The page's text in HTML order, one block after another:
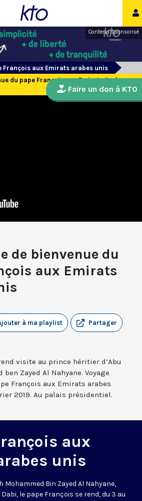
Contenu sponsorisé
François aux Emirats arabes unis
du pape François aux Emirats Arabes
de bienvenue du
aux Emirats
Partager
à ma playlist
visite au prince héritier d’Abu
ben Zayed Al Nahyane. Voyage
François aux Emirats arabes
2019. Au palais présidentiel.
aux
unis
Mohammed Bin Zayed Al Nahyane,
le pape François se rend, du 3 au
Faire un don à KTO